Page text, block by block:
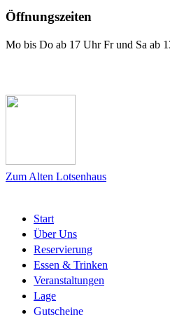
Öffnungszeiten
Mo bis Do ab 17 Uhr Fr und Sa ab
Zum Alten Lotsenhaus
Start
Über Uns
Reservierung
Essen & Trinken
Veranstaltungen
Lage
Gutscheine